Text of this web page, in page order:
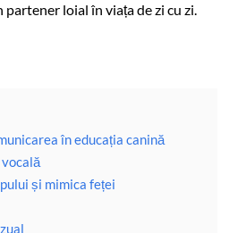
partener loial în viața de zi cu zi.
în educația canină
și mimica feței